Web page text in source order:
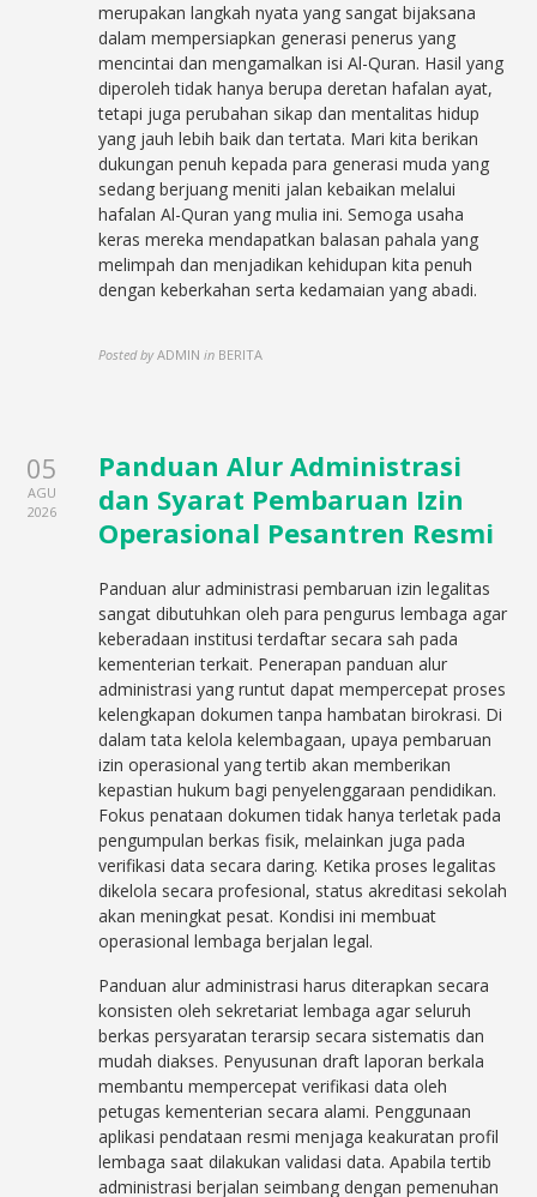
merupakan langkah nyata yang sangat bijaksana
dalam mempersiapkan generasi penerus yang
mencintai dan mengamalkan isi Al-Quran. Hasil yang
diperoleh tidak hanya berupa deretan hafalan ayat,
tetapi juga perubahan sikap dan mentalitas hidup
yang jauh lebih baik dan tertata. Mari kita berikan
dukungan penuh kepada para generasi muda yang
sedang berjuang meniti jalan kebaikan melalui
hafalan Al-Quran yang mulia ini. Semoga usaha
keras mereka mendapatkan balasan pahala yang
melimpah dan menjadikan kehidupan kita penuh
dengan keberkahan serta kedamaian yang abadi.
Posted by ADMIN in BERITA
05
AGU
2026
Panduan Alur Administrasi
dan Syarat Pembaruan Izin
Operasional Pesantren Resmi
Panduan alur administrasi pembaruan izin legalitas
sangat dibutuhkan oleh para pengurus lembaga agar
keberadaan institusi terdaftar secara sah pada
kementerian terkait. Penerapan panduan alur
administrasi yang runtut dapat mempercepat proses
kelengkapan dokumen tanpa hambatan birokrasi. Di
dalam tata kelola kelembagaan, upaya pembaruan
izin operasional yang tertib akan memberikan
kepastian hukum bagi penyelenggaraan pendidikan.
Fokus penataan dokumen tidak hanya terletak pada
pengumpulan berkas fisik, melainkan juga pada
verifikasi data secara daring. Ketika proses legalitas
dikelola secara profesional, status akreditasi sekolah
akan meningkat pesat. Kondisi ini membuat
operasional lembaga berjalan legal.
Panduan alur administrasi harus diterapkan secara
konsisten oleh sekretariat lembaga agar seluruh
berkas persyaratan terarsip secara sistematis dan
mudah diakses. Penyusunan draft laporan berkala
membantu mempercepat verifikasi data oleh
petugas kementerian secara alami. Penggunaan
aplikasi pendataan resmi menjaga keakuratan profil
lembaga saat dilakukan validasi data. Apabila tertib
administrasi berjalan seimbang dengan pemenuhan